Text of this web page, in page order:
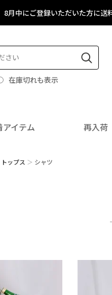
8月中にご登録いただいた方に
在庫切れも表示
アイテム 再入荷
トップス シャツ